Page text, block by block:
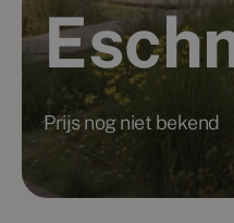
Prijs nog niet bekend